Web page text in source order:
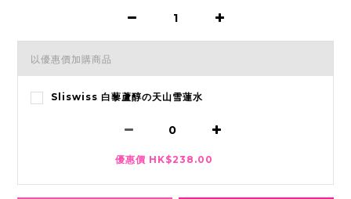
以優惠價加購商品
Sliswiss 白藜蘆醇の天山雪蓮水
優惠價 HK$238.00